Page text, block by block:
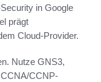
in Google
prägt
Cloud-Provider.
Nutze GNS3,
CCNP-